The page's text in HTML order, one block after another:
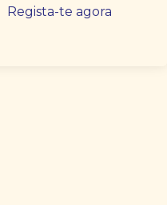
Regista-te agora